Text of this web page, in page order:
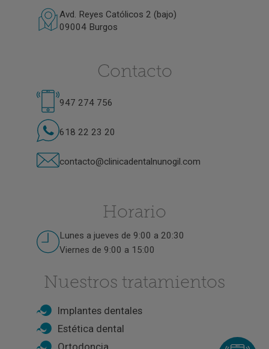
Avd. Reyes Católicos 2 (bajo)
09004 Burgos
Contacto
947 274 756
618 22 23 20
contacto@clinicadentalnunogil.com
Horario
Lunes a jueves de 9:00 a 20:30
Viernes de 9:00 a 15:00
Nuestros tratamientos
Implantes dentales
Estética dental
Ortodoncia